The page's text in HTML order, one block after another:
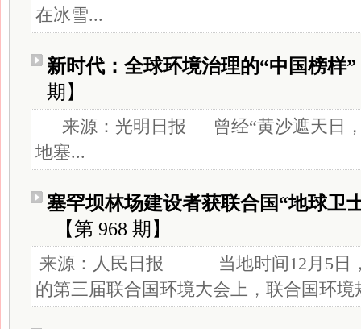
在冰雪...
新时代：全球环境治理的“中国榜样”
期】
来源：光明日报 曾经“黄沙遮天日，
地塞...
塞罕坝林场建设者获联合国“地球卫
【第 968 期】
来源：人民日报 当地时间12月5日，
的第三届联合国环境大会上，联合国环境